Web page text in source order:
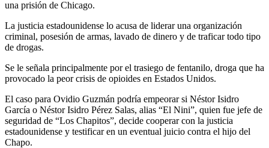
una prisión de Chicago.
La justicia estadounidense lo acusa de liderar una organización
criminal, posesión de armas, lavado de dinero y de traficar todo tipo
de drogas.
Se le señala principalmente por el trasiego de fentanilo, droga que ha
provocado la peor crisis de opioides en Estados Unidos.
El caso para Ovidio Guzmán podría empeorar si Néstor Isidro
García o Néstor Isidro Pérez Salas, alias “El Nini”, quien fue jefe de
seguridad de “Los Chapitos”, decide cooperar con la justicia
estadounidense y testificar en un eventual juicio contra el hijo del
Chapo.